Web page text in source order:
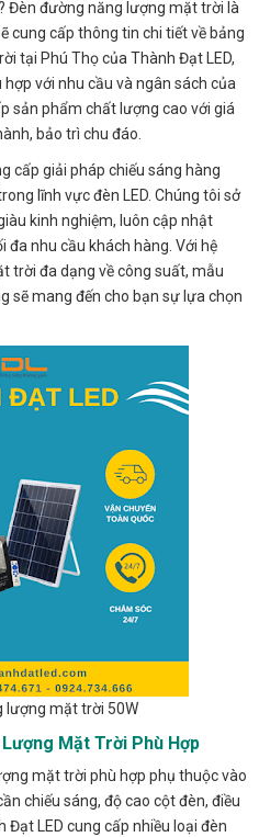
Đèn đường năng lượng mặt trời là
cung cấp thông tin chi tiết về bảng
tại Phú Thọ của Thành Đạt LED,
với nhu cầu và ngân sách của
sản phẩm chất lượng cao với giá
bảo trì chu đáo.
cấp giải pháp chiếu sáng hàng
lĩnh vực đèn LED. Chúng tôi sở
kinh nghiệm, luôn cập nhật
đa nhu cầu khách hàng. Với hệ
trời đa dạng về công suất, mẫu
sẽ mang đến cho bạn sự lựa chọn
lượng mặt trời 50W
Mặt Trời Phù Hợp
mặt trời phù hợp phụ thuộc vào
chiếu sáng, độ cao cột đèn, điều
Đạt LED cung cấp nhiều loại đèn